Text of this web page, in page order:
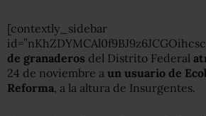
[contextly_sidebar
de granaderos del Distrito Federal
24 de noviembre a un usuario de
Reforma, a la altura de Insurgentes.